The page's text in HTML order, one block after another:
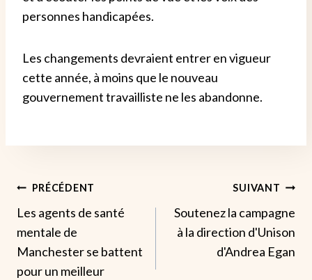
personnes handicapées.
Les changements devraient entrer en vigueur
cette année, à moins que le nouveau
gouvernement travailliste ne les abandonne.
Navigation
De
L’article
PRÉCÉDENT
Les agents de santé
mentale de
Manchester se battent
pour un meilleur
SUIVANT
Soutenez la campagne
à la direction d'Unison
d'Andrea Egan